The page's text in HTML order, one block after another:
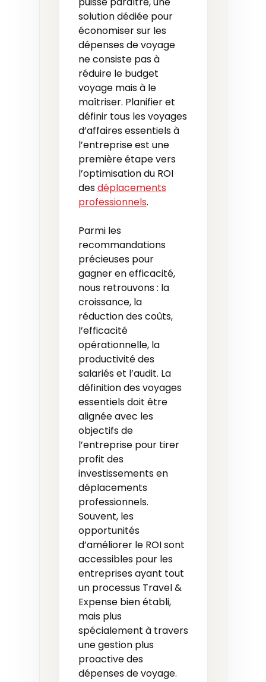
solution dédiée pour
économiser sur les
dépenses de voyage
ne consiste pas à
réduire le budget
voyage mais à le
maîtriser. Planifier et
définir tous les voyages
d’affaires essentiels à
l’entreprise est une
première étape vers
l’optimisation du ROI
desdéplacements
professionnels.
Parmi les
recommandations
précieuses pour
gagner en efficacité,
nous retrouvons : la
croissance, la
réduction des coûts,
l’efficacité
opérationnelle, la
productivité des
salariés et l’audit. La
définition des voyages
essentiels doit être
alignée avec les
objectifs de
l’entreprise pour tirer
profit des
investissements en
déplacements
professionnels.
Souvent, les
opportunités
d’améliorer le ROI sont
accessibles pour les
entreprises ayant tout
un processus Travel &
Expense bien établi,
mais plus
spécialement à travers
une gestion plus
proactive des
dépenses de voyage.